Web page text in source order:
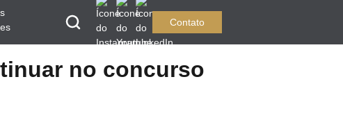
Contato
no concurso